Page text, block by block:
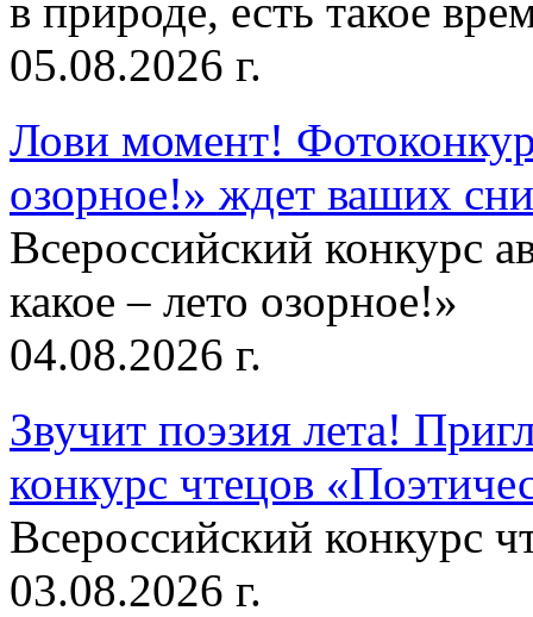
в природе, есть такое
05.08.2026 г.
Лови момент!
озорное!» ждет ваших
Всероссийский конкурс
какое – лето озорное!»
04.08.2026 г.
Звучит поэзия лета!
конкурс чтецов
Всероссийский конкурс
03.08.2026 г.